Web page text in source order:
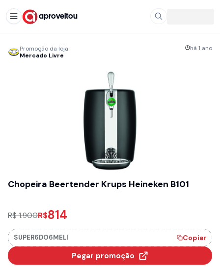
aproveitou
Promoção da loja
Mercado Livre
há 1 ano
Chopeira Beertender Krups Heineken B101
R$ 1.900R$814
SUPER6DO6MELI Copiar
Pegar promoção